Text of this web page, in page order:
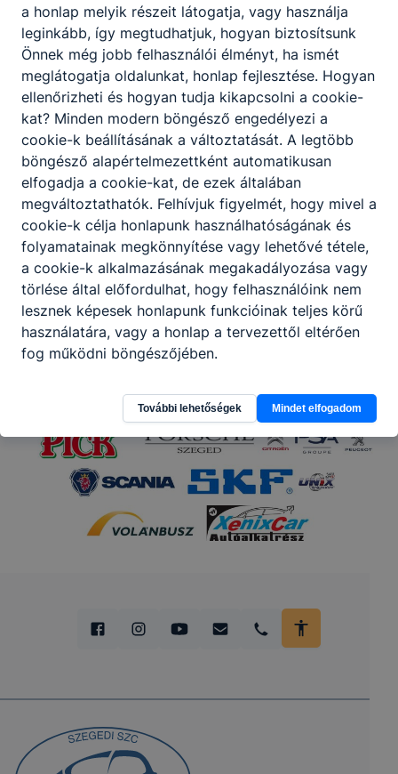
Partnereink
a honlap melyik részeit látogatja, vagy használja
leginkább, így megtudhatjuk, hogyan biztosítsunk
Önnek még jobb felhasználói élményt, ha ismét
meglátogatja oldalunkat, honlap fejlesztése. Hogyan
ellenőrizheti és hogyan tudja kikapcsolni a cookie-
kat? Minden modern böngésző engedélyezi a
cookie-k beállításának a változtatását. A legtöbb
böngésző alapértelmezettként automatikusan
elfogadja a cookie-kat, de ezek általában
megváltoztathatók. Felhívjuk figyelmét, hogy mivel a
cookie-k célja honlapunk használhatóságának és
folyamatainak megkönnyítése vagy lehetővé tétele,
a cookie-k alkalmazásának megakadályozása vagy
törlése által előfordulhat, hogy felhasználóink nem
lesznek képesek honlapunk funkcióinak teljes körű
használatára, vagy a honlap a tervezettől eltérően
fog működni böngészőjében.
További lehetőségek Mindet elfogadom